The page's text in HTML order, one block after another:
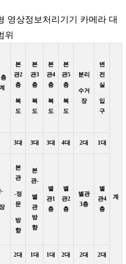
영상정보처리기기 카메라 대
위
본
관2
층
복
도
본
관3
층
복
도
본
관4
층
복
도
본
관5
층
복
도
분리
수거
장
변
전
실
입
구
계
3대 3대 3대 4대 2대 1대
-
본
관
-정
문
방
향
본
관-
별
관
방
향
별
관1
층
별
관2
층
별관
3층
별
관4
층
2대 1대 1대 2대 2대 2대